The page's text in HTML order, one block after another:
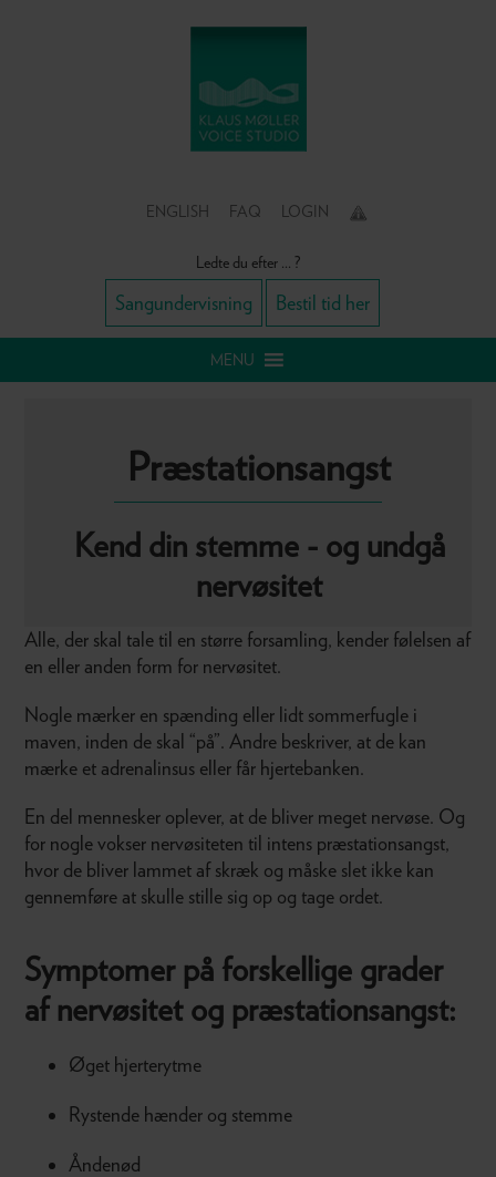
ENGLISH FAQ LOGIN
Ledte du efter ... ?
Sangundervisning Bestil tid her
MENU
Præstationsangst
Kend din stemme - og undgå
nervøsitet
Alle, der skal tale til en større forsamling, kender følelsen af
en eller anden form for nervøsitet.
Nogle mærker en spænding eller lidt sommerfugle i
maven, inden de skal “på”. Andre beskriver, at de kan
mærke et adrenalinsus eller får hjertebanken.
En del mennesker oplever, at de bliver meget nervøse. Og
for nogle vokser nervøsiteten til intens præstationsangst,
hvor de bliver lammet af skræk og måske slet ikke kan
gennemføre at skulle stille sig op og tage ordet.
Symptomer på forskellige grader
af nervøsitet og præstationsangst:
Øget hjerterytme
Rystende hænder og stemme
Åndenød